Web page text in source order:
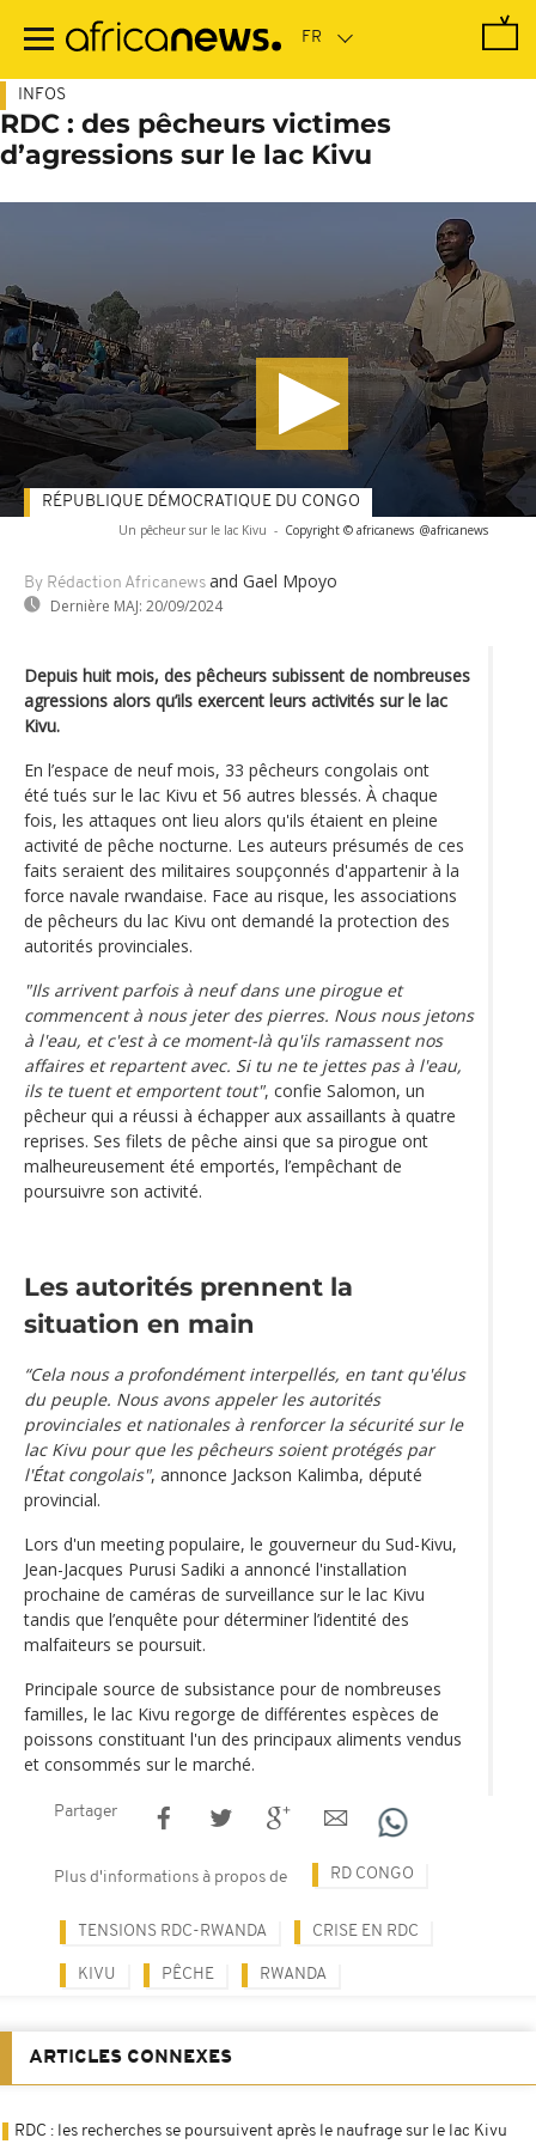
contenu
INFOS
RDC : des pêcheurs victimes
d’agressions sur le lac Kivu
Un pêcheur sur le lac Kivu - Copyright © africanews @africanews
By Rédaction Africanews and Gael Mpoyo
Dernière MAJ: 20/09/2024
RÉPUBLIQUE DÉMOCRATIQUE DU CONGO
Depuis huit mois, des pêcheurs subissent de nombreuses
agressions alors qu’ils exercent leurs activités sur le lac
Kivu.
En l’espace de neuf mois, 33 pêcheurs congolais ont
été tués sur le lac Kivu et 56 autres blessés. À chaque
fois, les attaques ont lieu alors qu'ils étaient en pleine
activité de pêche nocturne. Les auteurs présumés de ces
faits seraient des militaires soupçonnés d'appartenir à la
force navale rwandaise. Face au risque, les associations
de pêcheurs du lac Kivu ont demandé la protection des
autorités provinciales.
"Ils arrivent parfois à neuf dans une pirogue et
commencent à nous jeter des pierres. Nous nous jetons
à l'eau, et c'est à ce moment-là qu'ils ramassent nos
affaires et repartent avec. Si tu ne te jettes pas à l'eau,
ils te tuent et emportent tout", confie Salomon, un
pêcheur qui a réussi à échapper aux assaillants à quatre
reprises. Ses filets de pêche ainsi que sa pirogue ont
malheureusement été emportés, l’empêchant de
poursuivre son activité.
Les autorités prennent la
situation en main
“Cela nous a profondément interpellés, en tant qu'élus
du peuple. Nous avons appeler les autorités
provinciales et nationales à renforcer la sécurité sur le
lac Kivu pour que les pêcheurs soient protégés par
l'État congolais", annonce Jackson Kalimba, député
provincial.
Lors d'un meeting populaire, le gouverneur du Sud-Kivu,
Jean-Jacques Purusi Sadiki a annoncé l'installation
prochaine de caméras de surveillance sur le lac Kivu
tandis que l’enquête pour déterminer l’identité des
malfaiteurs se poursuit.
Principale source de subsistance pour de nombreuses
familles, le lac Kivu regorge de différentes espèces de
poissons constituant l'un des principaux aliments vendus
et consommés sur le marché.
Partager
Plus d'informations à propos de RD CONGO
TENSIONS RDC-RWANDA CRISE EN RDC
KIVU PÊCHE RWANDA
ARTICLES CONNEXES
RDC : les recherches se poursuivent après le naufrage sur le lac Kivu